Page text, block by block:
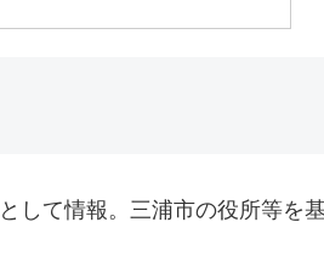
して情報。三浦市の役所等を